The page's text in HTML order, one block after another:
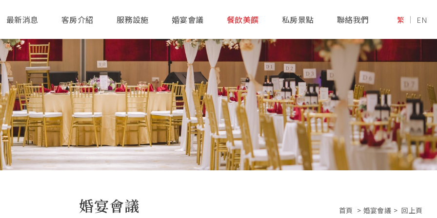
最新消息 客房介紹 服務設施 婚宴會議 餐飲美饌 私房景點 聯絡我們 繁 EN
婚宴會議 首頁 > 婚宴會議 > 回上頁